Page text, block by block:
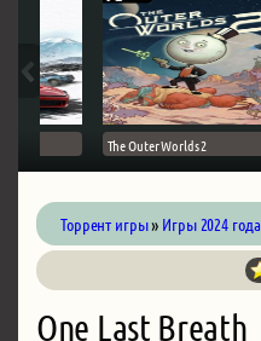
The Outer Worlds 2
Торрент игры» Игры 2024 года
One Last Breath